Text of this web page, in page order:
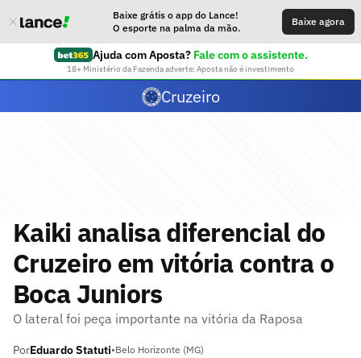
Baixe grátis o app do Lance!
O esporte na palma da mão.
Baixe agora
Ajuda com Aposta? Fale com o assistente.
18+ Ministério da Fazenda adverte: Aposta não é investimento
Cruzeiro
Kaiki analisa diferencial do
Cruzeiro em vitória contra o
Boca Juniors
O lateral foi peça importante na vitória da Raposa
PorEduardo Statuti•Belo Horizonte (MG)